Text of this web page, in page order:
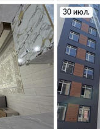
техпаспорт
плн
30 июл.